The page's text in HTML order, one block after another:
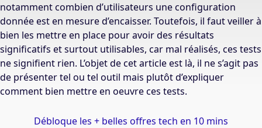
notamment combien d’utilisateurs une configuration
donnée est en mesure d’encaisser. Toutefois, il faut veiller à
bien les mettre en place pour avoir des résultats
significatifs et surtout utilisables, car mal réalisés, ces tests
ne signifient rien. L’objet de cet article est là, il ne s’agit pas
de présenter tel ou tel outil mais plutôt d’expliquer
comment bien mettre en oeuvre ces tests.
Débloque les + belles offres tech en 10 mins